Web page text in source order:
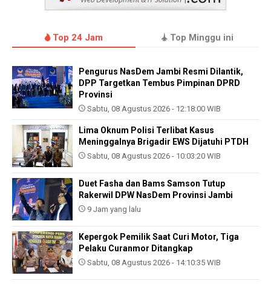
Top 24 Jam Top Minggu ini
Pengurus NasDem Jambi Resmi Dilantik,
DPP Targetkan Tembus Pimpinan DPRD
Provinsi
Sabtu, 08 Agustus 2026 - 12:18:00 WIB
Lima Oknum Polisi Terlibat Kasus
Meninggalnya Brigadir EWS Dijatuhi PTDH
Sabtu, 08 Agustus 2026 - 10:03:20 WIB
Duet Fasha dan Bams Samson Tutup
Rakerwil DPW NasDem Provinsi Jambi
9 Jam yang lalu
Kepergok Pemilik Saat Curi Motor, Tiga
Pelaku Curanmor Ditangkap
Sabtu, 08 Agustus 2026 - 14:10:35 WIB